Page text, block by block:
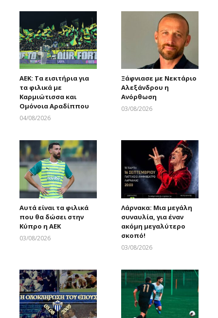
ΑΕΚ: Τα εισιτήρια για
τα φιλικά με
Καρμιώτισσα και
Ομόνοια Αραδίππου
04/08/2026
Ξάφνιασε με Νεκτάριο
Αλεξάνδρου η
Ανόρθωση
03/08/2026
Αυτά είναι τα φιλικά
που θα δώσει στην
Κύπρο η ΑΕΚ
03/08/2026
Λάρνακα: Μια μεγάλη
συναυλία, για έναν
ακόμη μεγαλύτερο
σκοπό!
03/08/2026